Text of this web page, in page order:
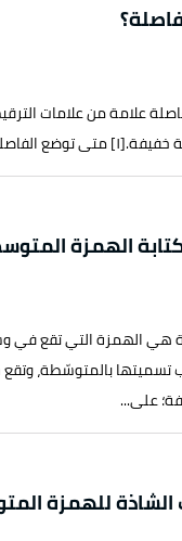
علامة من علامات
وفي الآتي بيان...
الهمزة
هي الهمزة التي تقع في
بالمتوسّطة،
على...
الشاذة للهمزة